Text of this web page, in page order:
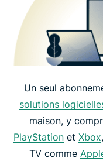
Un seul
solutions
maison, y
PlayStationet Xbox
TV comme